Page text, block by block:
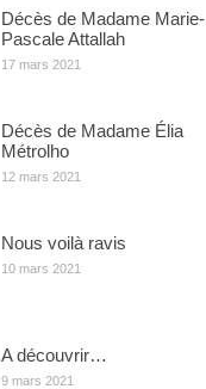
Décès de Madame Marie-
Pascale Attallah
17 mars 2021
Décès de Madame Élia
Métrolho
12 mars 2021
Nous voilà ravis
10 mars 2021
A découvrir…
9 mars 2021